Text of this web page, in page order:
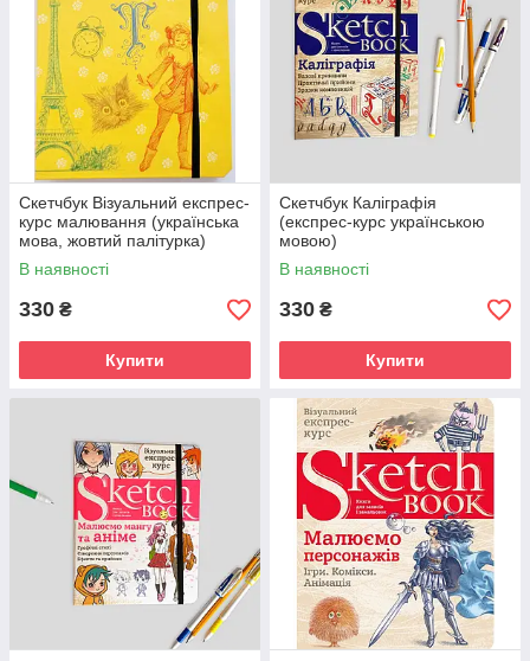
Скетчбук Візуальний експрес-
курс малювання (українська
мова, жовтий палітурка)
В наявності
330 ₴
Купити
Скетчбук Каліграфія
(експрес-курс українською
мовою)
В наявності
330 ₴
Купити